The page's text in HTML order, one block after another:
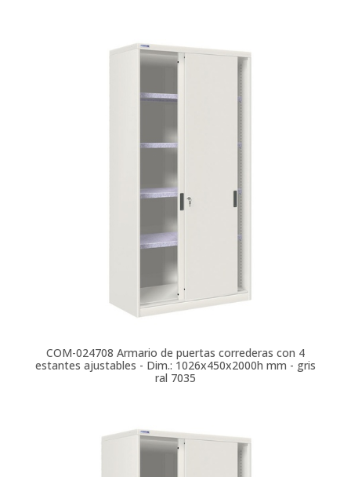
COM-024708 Armario de puertas correderas con 4
estantes ajustables - Dim.: 1026x450x2000h mm - gris
ral 7035